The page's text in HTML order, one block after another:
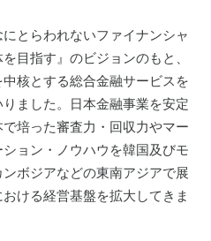
とらわれないファイナンシャ
目指す』のビジョンのもと、
核とする総合金融サービスを
ました。日本金融事業を安定
培った審査力・回収力やマー
ョン・ノウハウを韓国及びモ
ボジアなどの東南アジアで展
ける経営基盤を拡大してきま